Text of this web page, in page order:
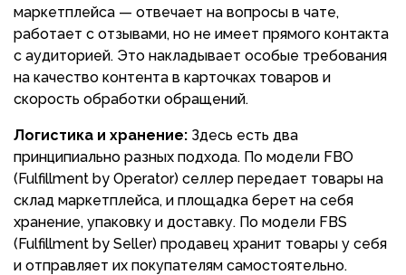
маркетплейса — отвечает на вопросы в чате,
работает с отзывами, но не имеет прямого контакта
с аудиторией. Это накладывает особые требования
на качество контента в карточках товаров и
скорость обработки обращений.
Логистика и хранение: Здесь есть два
принципиально разных подхода. По модели FBO
(Fulfillment by Operator) селлер передает товары на
склад маркетплейса, и площадка берет на себя
хранение, упаковку и доставку. По модели FBS
(Fulfillment by Seller) продавец хранит товары у себя
и отправляет их покупателям самостоятельно.